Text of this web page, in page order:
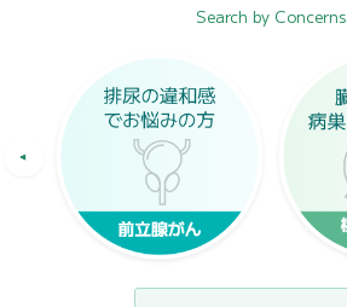
Search by Concerns